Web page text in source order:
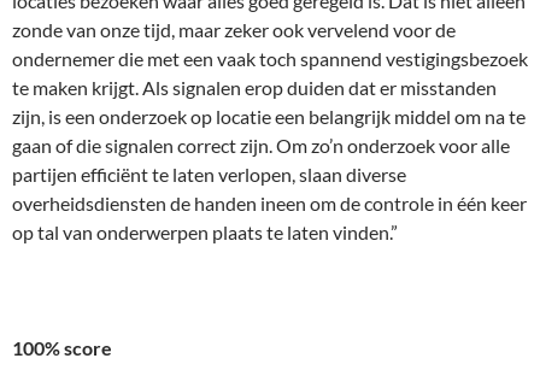
zonde van onze tijd, maar zeker ook vervelend voor de
ondernemer die met een vaak toch spannend vestigingsbezoek
te maken krijgt. Als signalen erop duiden dat er misstanden
zijn, is een onderzoek op locatie een belangrijk middel om na te
gaan of die signalen correct zijn. Om zo’n onderzoek voor alle
partijen efficiënt te laten verlopen, slaan diverse
overheidsdiensten de handen ineen om de controle in één keer
op tal van onderwerpen plaats te laten vinden.”
100% score